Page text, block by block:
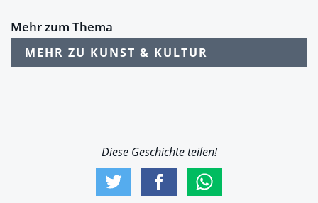
Mehr zum Thema
MEHR ZU KUNST & KULTUR
Diese Geschichte teilen!